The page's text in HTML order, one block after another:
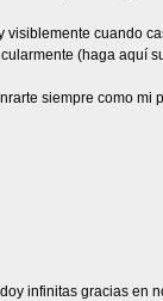
cuando
(haga
siempre como
infinitas gracias